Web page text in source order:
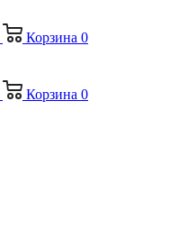
Корзина 0
Корзина 0